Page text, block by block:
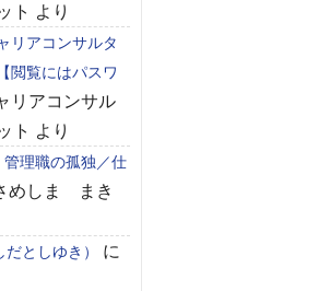
ト より
リアコンサルタ
閲覧にはパスワ
リアコンサル
ト より
管理職の孤独／仕
めしま まき
としゆき）
に